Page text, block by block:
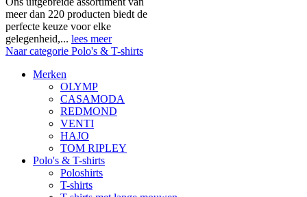
meer dan 220 producten biedt de
perfecte keuze voor elke
gelegenheid,... lees meer
Naar categorie Polo's & T-shirts
Merken
OLYMP
CASAMODA
REDMOND
VENTI
HAJO
TOM RIPLEY
Polo's & T-shirts
Poloshirts
T-shirts